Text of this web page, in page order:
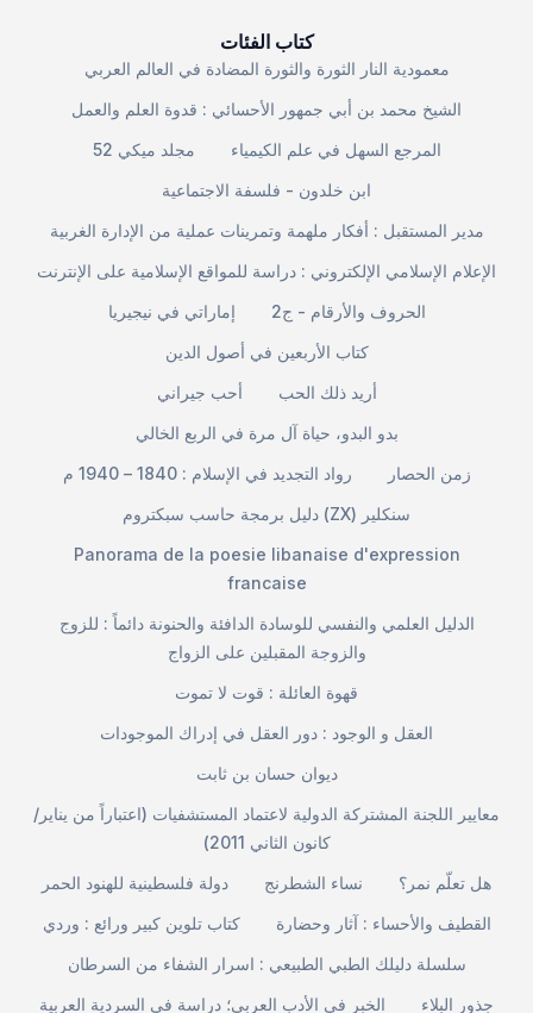
كتاب الفئات
معمودية النار الثورة والثورة المضادة في العالم العربي
الشيخ محمد بن أبي جمهور الأحسائي : قدوة العلم والعمل
مجلد ميكي 52
المرجع السهل في علم الكيمياء
ابن خلدون - فلسفة الاجتماعية
مدير المستقبل : أفكار ملهمة وتمرينات عملية من الإدارة الغربية
الإعلام الإسلامي الإلكتروني : دراسة للمواقع الإسلامية على الإنترنت
إماراتي في نيجيريا
الحروف والأرقام - ج2
كتاب الأربعين في أصول الدين
أحب جيراني
أريد ذلك الحب
بدو البدو، حياة آل مرة في الربع الخالي
رواد التجديد في الإسلام : 1840 – 1940 م
زمن الحصار
دليل برمجة حاسب سبكتروم (ZX) سنكلير
Panorama de la poesie libanaise d'expression
francaise
الدليل العلمي والنفسي للوسادة الدافئة والحنونة دائماً : للزوج
والزوجة المقبلين على الزواج
قهوة العائلة : قوت لا تموت
العقل و الوجود : دور العقل في إدراك الموجودات
ديوان حسان بن ثابت
معايير اللجنة المشتركة الدولية لاعتماد المستشفيات (اعتباراً من يناير/
كانون الثاني 2011)
دولة فلسطينية للهنود الحمر
نساء الشطرنج
هل تعلّم نمر؟
كتاب تلوين كبير ورائع : وردي
القطيف والأحساء : آثار وحضارة
سلسلة دليلك الطبي الطبيعي : اسرار الشفاء من السرطان
الخبر في الأدب العربي؛ دراسة في السردية العربية
جذور البلاء